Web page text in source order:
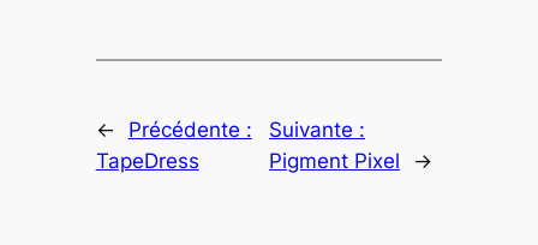
←
Précédente :
TapeDress
Suivante :
Pigment Pixel
→